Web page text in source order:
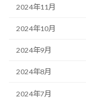
2024年11月
2024年10月
2024年9月
2024年8月
2024年7月